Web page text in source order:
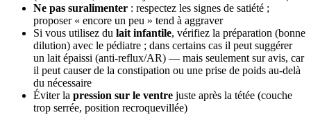
Ne pas suralimenter : respectez les signes de satiété ;
proposer « encore un peu » tend à aggraver
Si vous utilisez du lait infantile, vérifiez la préparation (bonne
dilution) avec le pédiatre ; dans certains cas il peut suggérer
un lait épaissi (anti-reflux/AR) — mais seulement sur avis, car
il peut causer de la constipation ou une prise de poids au-delà
du nécessaire
Éviter la pression sur le ventre juste après la tétée (couche
trop serrée, position recroquevillée)